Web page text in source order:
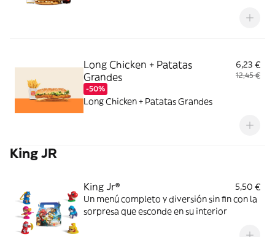
Long Chicken + Patatas
Grandes
-50%
6,23 €
12,45 €
Long Chicken + Patatas Grandes
King JR
King Jr®
5,50 €
Un menú completo y diversión sin fin con la
sorpresa que esconde en su interior